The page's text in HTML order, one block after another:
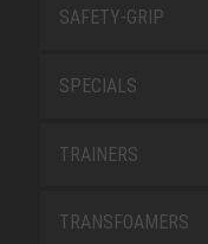
SAFETY-GRIP
SPECIALS
TRAINERS
TRANSFOAMERS